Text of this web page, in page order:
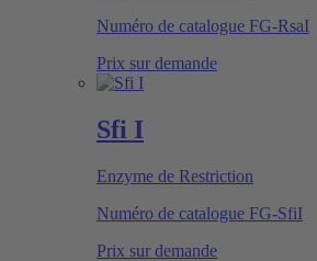
Numéro de catalogue FG-RsaI
Prix sur demande
Sfi I
Enzyme de Restriction
Numéro de catalogue FG-SfiI
Prix sur demande